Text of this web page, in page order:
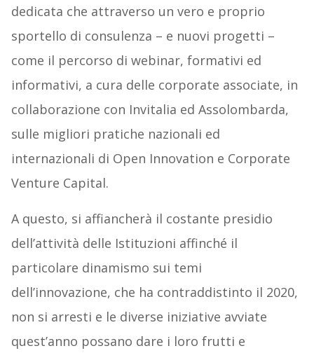
dedicata che attraverso un vero e proprio
sportello di consulenza – e nuovi progetti –
come il percorso di webinar, formativi ed
informativi, a cura delle corporate associate, in
collaborazione con Invitalia ed Assolombarda,
sulle migliori pratiche nazionali ed
internazionali di Open Innovation e Corporate
Venture Capital.
A questo, si affiancherà il costante presidio
dell’attività delle Istituzioni affinché il
particolare dinamismo sui temi
dell’innovazione, che ha contraddistinto il 2020,
non si arresti e le diverse iniziative avviate
quest’anno possano dare i loro frutti e